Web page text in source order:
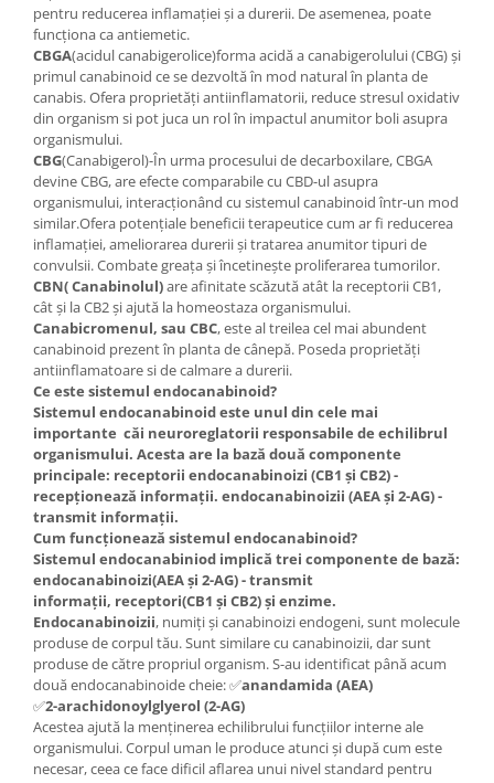
pentru reducerea inflamației și a durerii. De asemenea, poate
funcționa ca antiemetic.
CBGA(acidul canabigerolice)forma acidă a canabigerolului (CBG) și
primul canabinoid ce se dezvoltă în mod natural în planta de
canabis. Ofera proprietăți antiinflamatorii, reduce stresul oxidativ
din organism si pot juca un rol în impactul anumitor boli asupra
organismului.
CBG(Canabigerol)-În urma procesului de decarboxilare, CBGA
devine CBG, are efecte comparabile cu CBD-ul asupra
organismului, interacționând cu sistemul canabinoid într-un mod
similar.Ofera potențiale beneficii terapeutice cum ar fi reducerea
inflamației, ameliorarea durerii și tratarea anumitor tipuri de
convulsii. Combate greața și încetinește proliferarea tumorilor.
CBN( Canabinolul)are afinitate scăzută atât la receptorii CB1,
cât și la CB2 și ajută la homeostaza organismului.
Canabicromenul, sau CBC, este al treilea cel mai abundent
canabinoid prezent în planta de cânepă. Poseda proprietăți
antiinflamatoare si de calmare a durerii.
Ce este sistemul endocanabinoid?
Sistemul endocanabinoid este unul din cele mai
importante căi neuroreglatorii responsabile de echilibrul
organismului. Acesta are la bază două componente
principale: receptorii endocanabinoizi (CB1 și CB2) -
recepționează informații. endocanabinoizii (AEA și 2-AG) -
transmit informații.
Cum funcționează sistemul endocanabinoid?
Sistemul endocanabiniod implică trei componente de bază:
endocanabinoizi(AEA și 2-AG) - transmit
informații, receptori(CB1 și CB2) și enzime.
Endocanabinoizii, numiți și canabinoizi endogeni, sunt molecule
produse de corpul tău. Sunt similare cu canabinoizii, dar sunt
produse de către propriul organism. S-au identificat până acum
două endocanabinoide cheie: ✅anandamida (AEA)
✅2-arachidonoylglyerol (2-AG)
Acestea ajută la menținerea echilibrului funcțiilor interne ale
organismului. Corpul uman le produce atunci și după cum este
necesar, ceea ce face dificil aflarea unui nivel standard pentru